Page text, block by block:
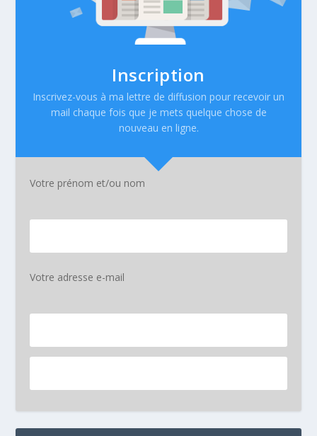
Inscription
Inscrivez-vous à ma lettre de diffusion pour recevoir un
mail chaque fois que je mets quelque chose de
nouveau en ligne.
Votre prénom et/ou nom
Votre adresse e-mail